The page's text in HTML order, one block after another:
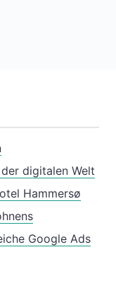
digitalen Welt
Hammersø
Google Ads